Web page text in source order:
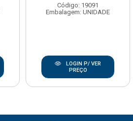
Código: 19091
Embalagem: UNIDADE
LOGIN P/ VER
PREÇO